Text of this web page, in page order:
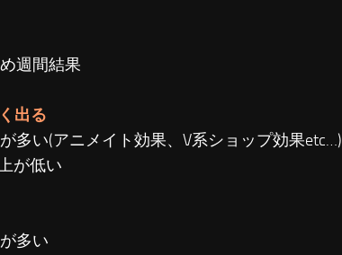
週間結果
出る
多い(アニメイト効果、V系ショップ効果etc…)
が低い
多い